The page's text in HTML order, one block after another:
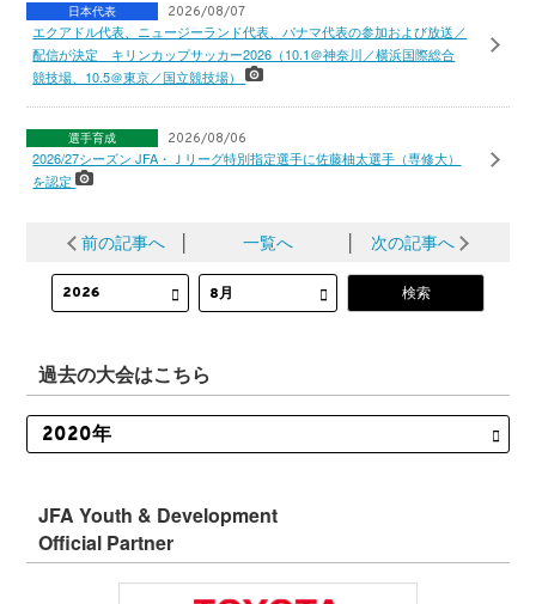
日本代表 2026/08/07
エクアドル代表、ニュージーランド代表、パナマ代表の参加および放送／
配信が決定 キリンカップサッカー2026（10.1＠神奈川／横浜国際総合
競技場、10.5＠東京／国立競技場）
選手育成 2026/08/06
2026/27シーズン JFA・Ｊリーグ特別指定選手に佐藤柚太選手（専修大）
を認定
前の記事へ 一覧へ 次の記事へ
過去の大会はこちら
JFA Youth & Development
Official Partner